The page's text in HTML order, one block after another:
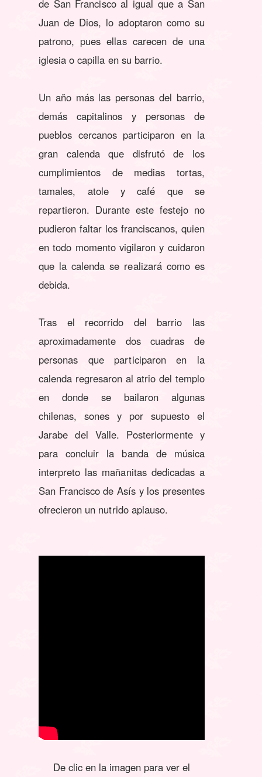
de San Francisco al igual que a San
Juan de Dios, lo adoptaron como su
patrono, pues ellas carecen de una
iglesia o capilla en su barrio.
Un año más las personas del barrio,
demás capitalinos y personas de
pueblos cercanos participaron en la
gran calenda que disfrutó de los
cumplimientos de medias tortas,
tamales, atole y café que se
repartieron. Durante este festejo no
pudieron faltar los franciscanos, quien
en todo momento vigilaron y cuidaron
que la calenda se realizará como es
debida.
Tras el recorrido del barrio las
aproximadamente dos cuadras de
personas que participaron en la
calenda regresaron al atrio del templo
en donde se bailaron algunas
chilenas, sones y por supuesto el
Jarabe del Valle. Posteriormente y
para concluir la banda de música
interpreto las mañanitas dedicadas a
San Francisco de Asís y los presentes
ofrecieron un nutrido aplauso.
De clic en la imagen para ver el